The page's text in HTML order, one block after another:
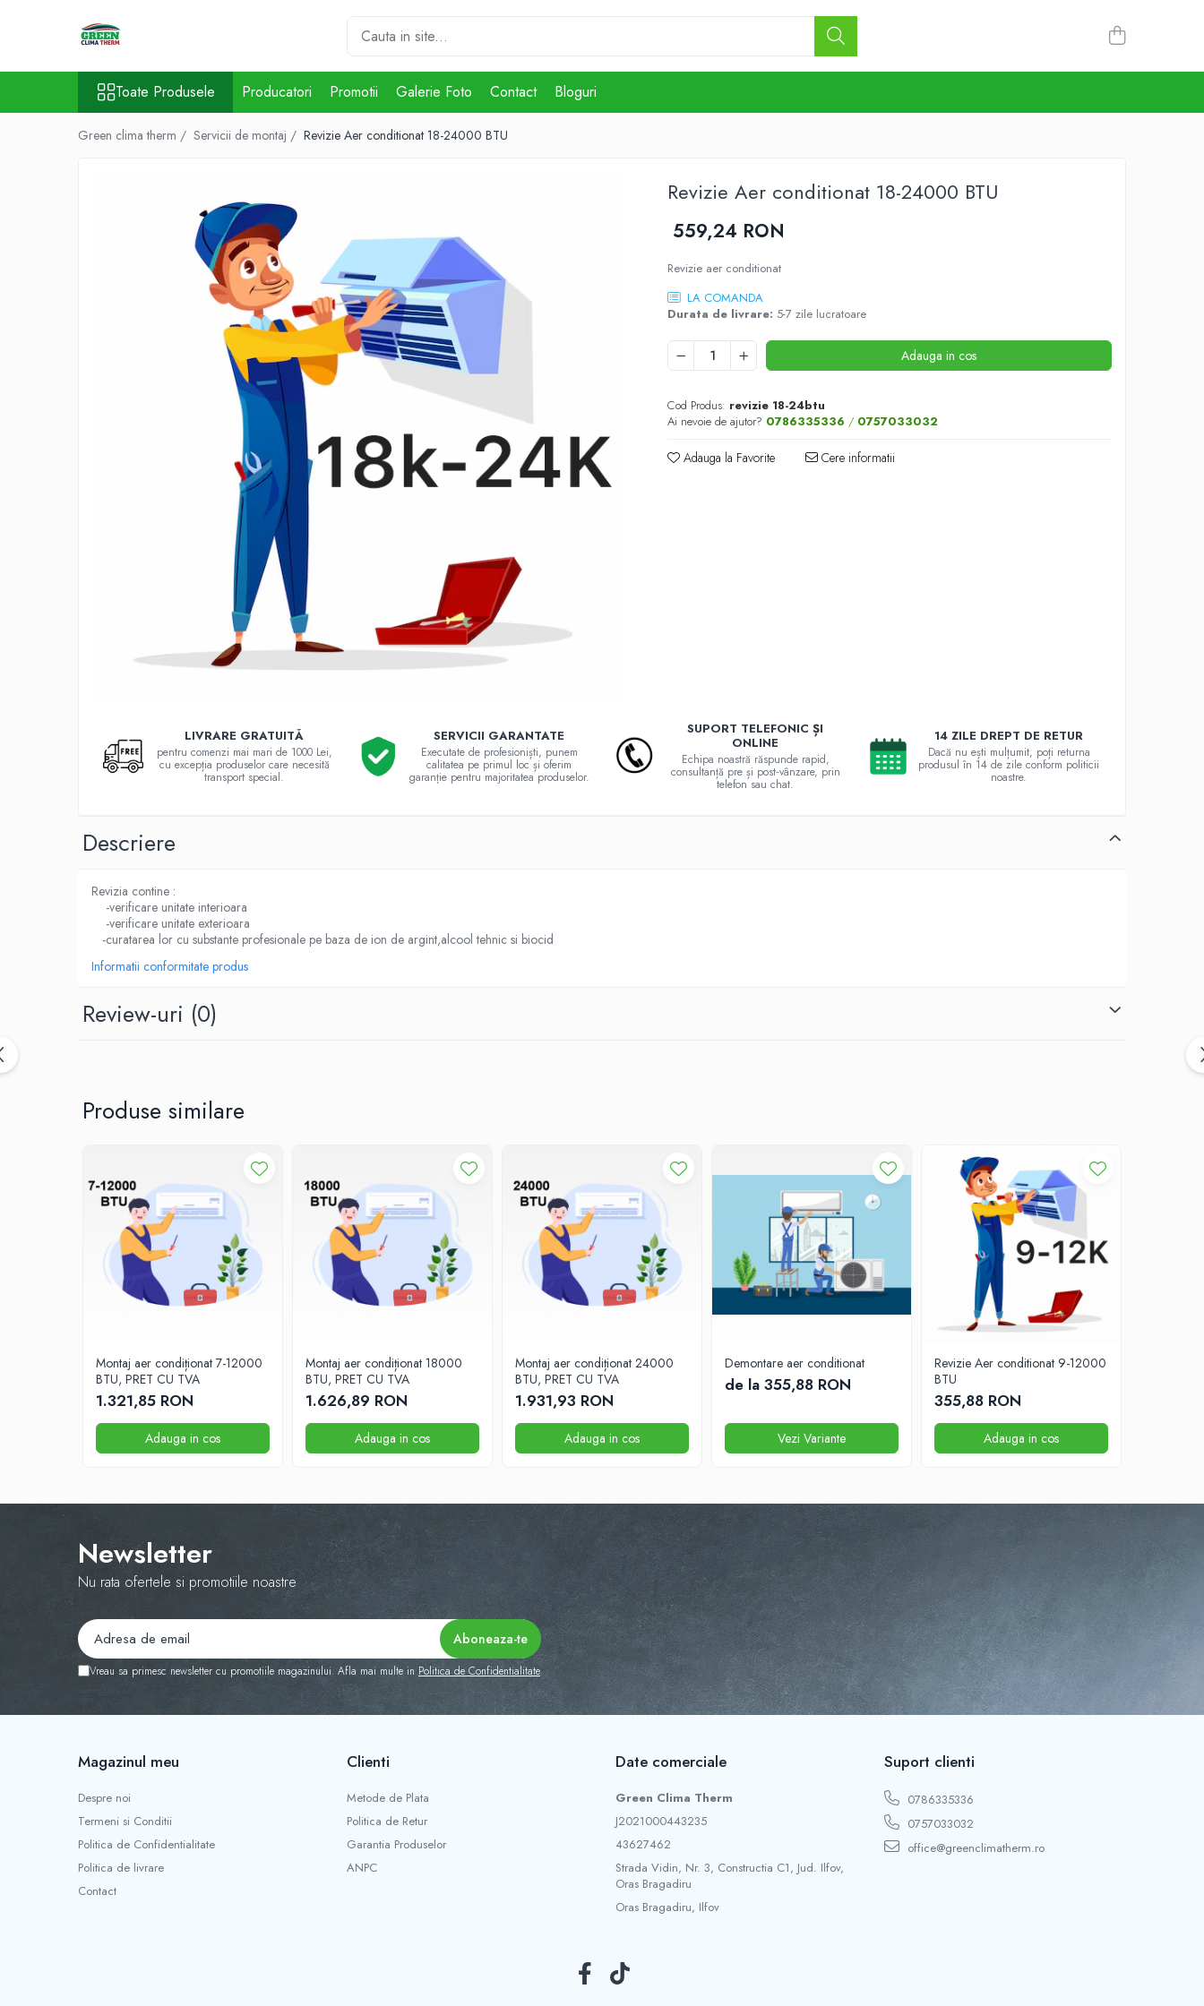
Aparate aer conditionat
Echipamente pentru Tratarea și Controlul
Toate Produsele Producatori Promotii Galerie Foto Contact Bloguri
Green clima therm / Servicii de montaj / Revizie Aer conditionat 18-24000 BTU
Revizie Aer conditionat 18-24000 BTU
559,24 RON
Revizie aer conditionat
LA COMANDA
Durata de livrare: 5-7 zile lucratoare
Adauga in cos
Cod Produs: revizie 18-24btu
Ai nevoie de ajutor? 0786335336 / 0757033032
Adauga la Favorite Cere informatii
LIVRARE GRATUITĂ
pentru comenzi mai mari de 1000 Lei,
cu excepția produselor care necesită
transport special.
SERVICII GARANTATE
Executate de profesioniști, punem
calitatea pe primul loc și oferim
garanție pentru majoritatea produselor.
SUPORT TELEFONIC ȘI
ONLINE
Echipa noastră răspunde rapid,
consultanță pre și post‑vânzare, prin
telefon sau chat.
14 ZILE DREPT DE RETUR
Dacă nu ești mulțumit, poți returna
produsul în 14 de zile conform politicii
noastre.
Descriere
Revizia contine :
-verificare unitate interioara
-verificare unitate exterioara
-curatarea lor cu substante profesionale pe baza de ion de argint,alcool tehnic si biocid
Informatii conformitate produs
Review-uri (0)
Produse similare
Montaj aer condiționat 7-12000
BTU, PRET CU TVA
1.321,85 RON
Adauga in cos
Montaj aer condiționat 18000
BTU, PRET CU TVA
1.626,89 RON
Adauga in cos
Montaj aer condiționat 24000
BTU, PRET CU TVA
1.931,93 RON
Adauga in cos
Demontare aer conditionat
de la 355,88 RON
Vezi Variante
Revizie Aer conditionat 9-12000
BTU
355,88 RON
Adauga in cos
Newsletter
Nu rata ofertele si promotiile noastre
Vreau sa primesc newsletter cu promotiile magazinului. Afla mai multe in Politica de Confidentialitate
Magazinul meu
Despre noi
Termeni si Conditii
Politica de Confidentialitate
Politica de livrare
Contact
Clienti
Metode de Plata
Politica de Retur
Garantia Produselor
ANPC
Date comerciale
Green Clima Therm
J2021000443235
43627462
Strada Vidin, Nr. 3, Constructia C1, Jud. Ilfov,
Oras Bragadiru
Oras Bragadiru, Ilfov
Suport clienti
0786335336
0757033032
office@greenclimatherm.ro